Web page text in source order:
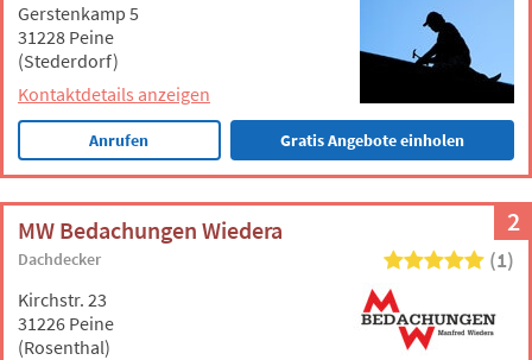
Gerstenkamp 5
31228 Peine
(Stederdorf)
Kontaktdetails anzeigen
Anrufen Gratis Angebote einholen
2
MW Bedachungen Wiedera
Dachdecker (1)
Kirchstr. 23
31226 Peine
(Rosenthal)